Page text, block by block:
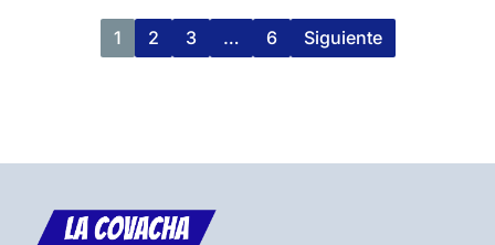
1 2 3 … 6 Siguiente